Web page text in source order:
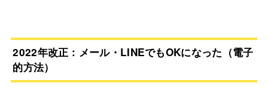
2022年改正：メール・LINEでもOKになった（電子
的方法）